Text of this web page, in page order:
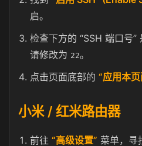
启。
检查下方的 “SSH 端口号”
请修改为 22。
点击页面底部的 “应用本
小米 / 红米路由器
前往 “高级设置” 菜单，寻